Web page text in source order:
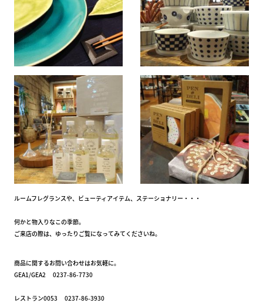
ルームフレグランスや、ビューティアイテム、ステーショナリー・・・
何かと物入りなこの季節。
ご来店の際は、ゆったりご覧になってみてくださいね。
商品に関するお問い合わせはお気軽に。
GEA1/GEA2 0237-86-7730
レストラン0053 0237-86-3930